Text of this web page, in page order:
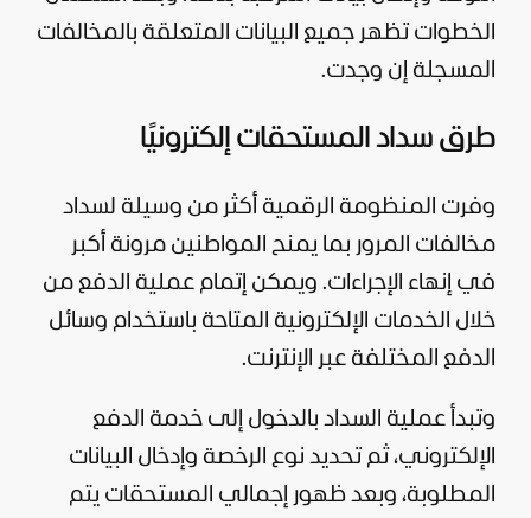
الخطوات تظهر جميع البيانات المتعلقة بالمخالفات
المسجلة إن وجدت.
طرق سداد المستحقات إلكترونيًا
وفرت المنظومة الرقمية أكثر من وسيلة لسداد
مخالفات المرور بما يمنح المواطنين مرونة أكبر
في إنهاء الإجراءات. ويمكن إتمام عملية الدفع من
خلال الخدمات الإلكترونية المتاحة باستخدام وسائل
الدفع المختلفة عبر الإنترنت.
وتبدأ عملية السداد بالدخول إلى خدمة الدفع
الإلكتروني، ثم تحديد نوع الرخصة وإدخال البيانات
المطلوبة، وبعد ظهور إجمالي المستحقات يتم